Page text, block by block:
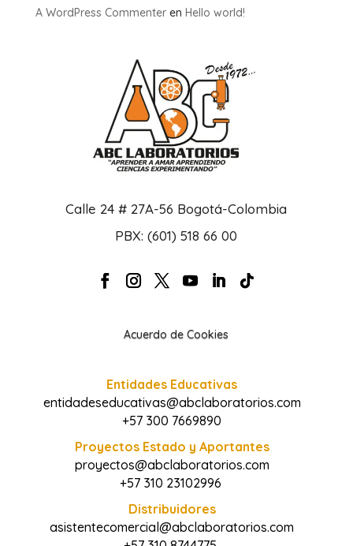
A WordPress Commenteren Hello world!
Calle 24 # 27A-56 Bogotá-Colombia
PBX: (601) 518 66 00
Acuerdo de Cookies
Entidades Educativas
entidadeseducativas@abclaboratorios.com
+57 300 7669890
Proyectos Estado y Aportantes
proyectos@abclaboratorios.com
+57 310 23102996
Distribuidores
asistentecomercial@abclaboratorios.com